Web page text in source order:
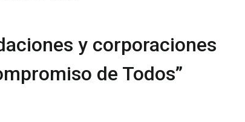
y corporaciones
de Todos”